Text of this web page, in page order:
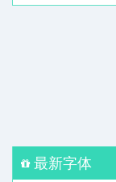
最新字体